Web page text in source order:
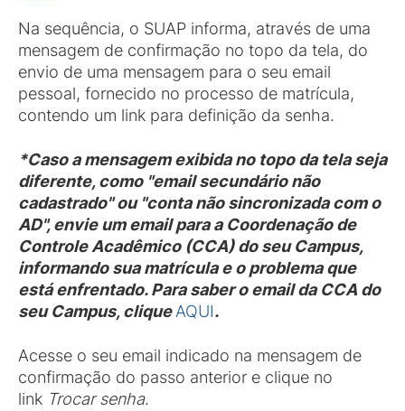
Na sequência, o SUAP informa, através de uma
mensagem de confirmação no topo da tela, do
envio de uma mensagem para o seu email
pessoal, fornecido no processo de matrícula,
contendo um link para definição da senha.
*Caso a mensagem exibida no topo da tela seja
diferente, como "email secundário não
cadastrado" ou "conta não sincronizada com o
AD", envie um email para a Coordenação de
Controle Acadêmico (CCA) do seu Campus,
informando sua matrícula e o problema que
está enfrentado. Para saber o email da CCA do
seu Campus, cliqueAQUI.
Acesse o seu email indicado na mensagem de
confirmação do passo anterior e clique no
link Trocar senha.